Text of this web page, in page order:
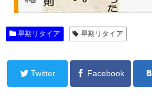
早期リタイア 早期リタイア
Twitter Facebook